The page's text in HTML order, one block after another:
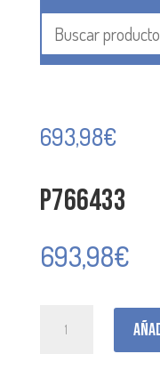
693,98€
P766433
693,98€